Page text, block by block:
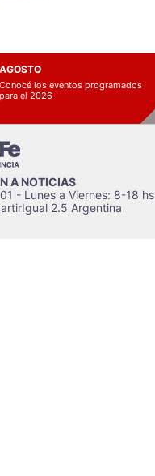
AGOSTO
Conocé los eventos programados
para el 2026
A NOTICIAS
- Lunes a Viernes: 8-18 hs
2.5 Argentina